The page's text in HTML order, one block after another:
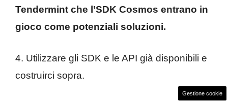
Tendermint che l’SDK Cosmos entrano in
gioco come potenziali soluzioni.
4. Utilizzare gli SDK e le API già disponibili e
costruirci sopra.
Gestione cookie